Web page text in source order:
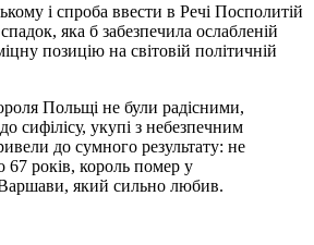
і спроба ввести в Речі Посполитій
яка б забезпечила ослабленій
позицію на світовій політичній
Польщі не були радісними,
сифілісу, укупі з небезпечним
до сумного результату: не
67 років, король помер у
який сильно любив.